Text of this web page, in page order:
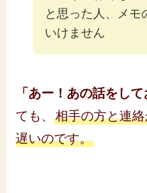
と思った人、メモ
いけません
「あー！あの話をし
ても、相手の方と連
遅いのです。